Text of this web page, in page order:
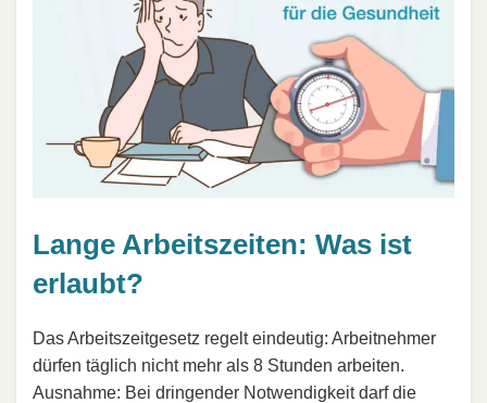
Lange Arbeitszeiten: Was ist
erlaubt?
Das Arbeitszeitgesetz regelt eindeutig: Arbeitnehmer
dürfen täglich nicht mehr als 8 Stunden arbeiten.
Ausnahme: Bei dringender Notwendigkeit darf die